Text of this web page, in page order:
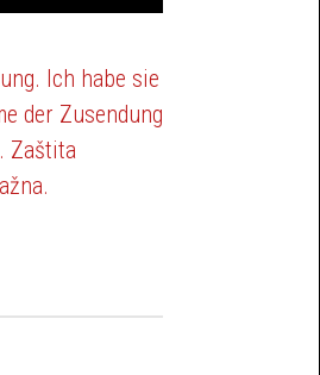
Ich habe sie
der Zusendung
Zaštita